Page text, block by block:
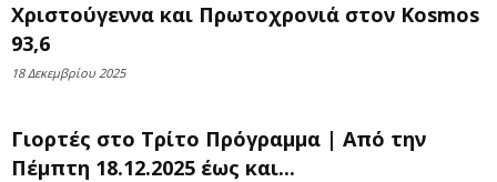
Χριστούγεννα και Πρωτοχρονιά στον Kosmos
93,6
18 Δεκεμβρίου 2025
Γιορτές στο Τρίτο Πρόγραμμα | Από την
Πέμπτη 18.12.2025 έως και...